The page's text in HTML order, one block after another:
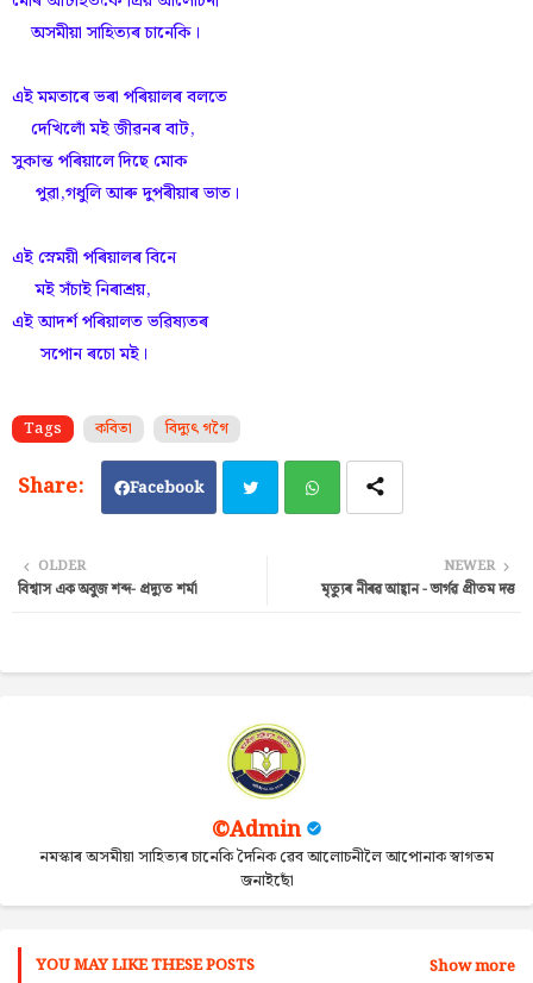
অসমীয়া সাহিত্যৰ চানেকি।
এই মমতাৰে ভৰা পৰিয়ালৰ বলতে
দেখিলোঁ মই জীৱনৰ বাট,
সুকান্ত পৰিয়ালে দিছে মোক
পুৱা,গধুলি আৰু দুপৰীয়াৰ ভাত।
এই স্নেময়ী পৰিয়ালৰ বিনে
মই সঁচাই নিৰাশ্ৰয়,
এই আদৰ্শ পৰিয়ালত ভৱিষ্যতৰ
সপোন ৰচো মই।
Tags কবিতা বিদ্যুৎ গগৈ
Facebook
ats
NEWER
মৃত্যুৰ নীৰৱ আহ্বান - ভাৰ্গৱ প্ৰীতম দত্ত
OLDER
বিশ্বাস এক অবুজ শব্দ- প্ৰদ্যুত শৰ্মা
©Admin
নমস্কাৰ অসমীয়া সাহিত্যৰ চানেকি দৈনিক ৱেব আলোচনীলৈ আপোনাক স্বাগতম
জনাইছোঁ
YOU MAY LIKE THESE POSTS Show more